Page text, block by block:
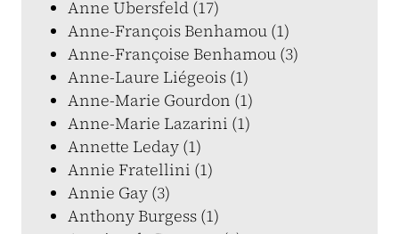
Anne Ubersfeld (17)
Anne-François Benhamou (1)
Anne-Françoise Benhamou (3)
Anne-Laure Liégeois (1)
Anne-Marie Gourdon (1)
Anne-Marie Lazarini (1)
Annette Leday (1)
Annie Fratellini (1)
Annie Gay (3)
Anthony Burgess (1)